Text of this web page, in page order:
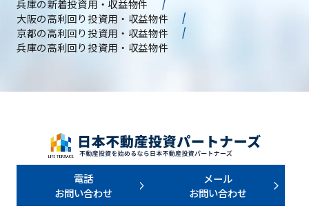
兵庫の新着投資用・収益物件
大阪の高利回り投資用・収益物件
京都の高利回り投資用・収益物件
兵庫の高利回り投資用・収益物件
電話
お問い合わせ
メール
お問い合わせ